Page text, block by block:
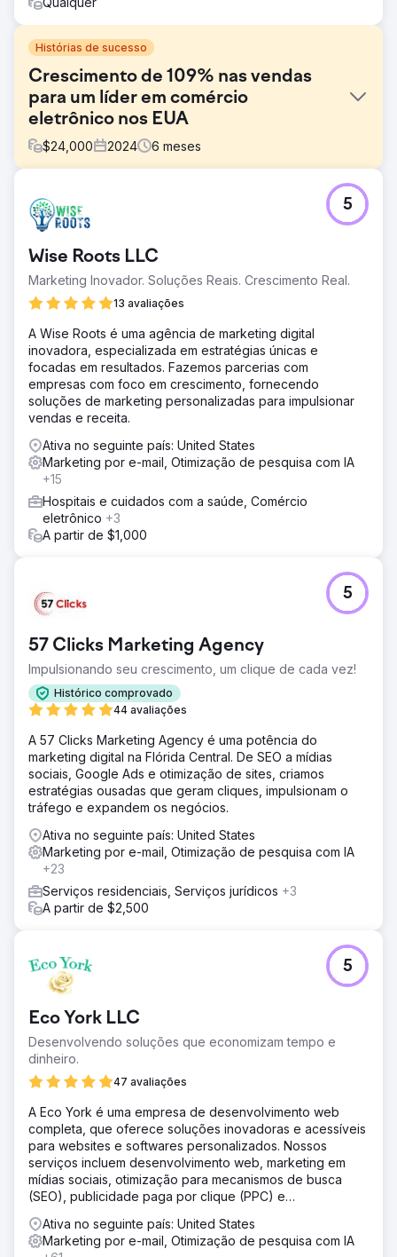
Histórias de sucesso
Crescimento de 109% nas vendas
para um líder em comércio
eletrônico nos EUA
$24,000 2024 6 meses
A loja Shopify do cliente enfrentava dificuldades com
crescimento de vendas estagnado, baixas taxas de
pagos, apesar de atrair um fluxo constante de tráfego. O
marketing carecia de segmentação adequada e a
configuração do CRM era insuficiente para monitorar a
jornada do cliente de forma eficaz.
Solução
Implementamos segmentação de clientes com tecnologia
de IA para atingir compradores de alta intenção,
reconstruímos o funil de nutrição de e-mail para melhorar
a retenção, otimizamos os anúncios do Google e Meta
para melhor ROI e integramos o HubSpot CRM para
visibilidade completa do pipeline de vendas e
rastreamento de desempenho.
Resultado
Em seis meses, as vendas online aumentaram 109%, as
compras recorrentes aumentaram 32% e o ROI de
anúncios pagos aumentou de 1,8x para 4,5x. O cliente
crescimento sustentável.
Ir para a página da agência
Wise Roots LLC
Marketing Inovador. Soluções Reais. Crescimento Real.
13 avaliações
5
A Wise Roots é uma agência de marketing digital
inovadora, especializada em estratégias únicas e
focadas em resultados. Fazemos parcerias com
empresas com foco em crescimento, fornecendo
soluções de marketing personalizadas para impulsionar
vendas e receita.
Ativa no seguinte país: United States
Marketing por e-mail, Otimização de pesquisa com IA
+15
Hospitais e cuidados com a saúde, Comércio
eletrônico +3
A partir de $1,000
57 Clicks Marketing Agency
Impulsionando seu crescimento, um clique de cada vez!
Histórico comprovado
44 avaliações
5
A 57 Clicks Marketing Agency é uma potência do
marketing digital na Flórida Central. De SEO a mídias
sociais, Google Ads e otimização de sites, criamos
estratégias ousadas que geram cliques, impulsionam o
tráfego e expandem os negócios.
Ativa no seguinte país: United States
Marketing por e-mail, Otimização de pesquisa com IA
+23
Serviços residenciais, Serviços jurídicos +3
A partir de $2,500
Eco York LLC
Desenvolvendo soluções que economizam tempo e
dinheiro.
47 avaliações
5
A Eco York é uma empresa de desenvolvimento web
completa, que oferece soluções inovadoras e acessíveis
para websites e softwares personalizados. Nossos
serviços incluem desenvolvimento web, marketing em
mídias sociais, otimização para mecanismos de busca
(SEO), publicidade paga por clique (PPC) e
Ativa no seguinte país: United States
Marketing por e-mail, Otimização de pesquisa com IA